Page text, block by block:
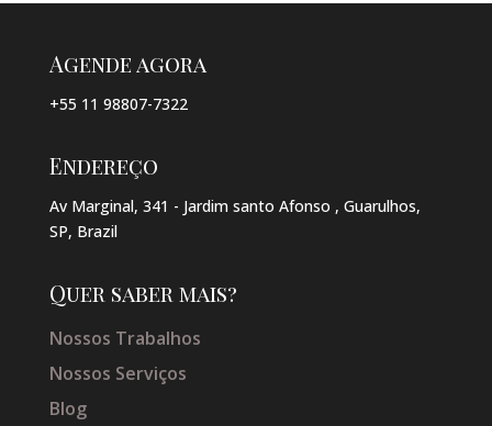
Agende agora
+55 11 98807-7322
Endereço
Av Marginal, 341 - Jardim santo Afonso , Guarulhos,
SP, Brazil
Quer saber mais?
Nossos Trabalhos
Nossos Serviços
Blog